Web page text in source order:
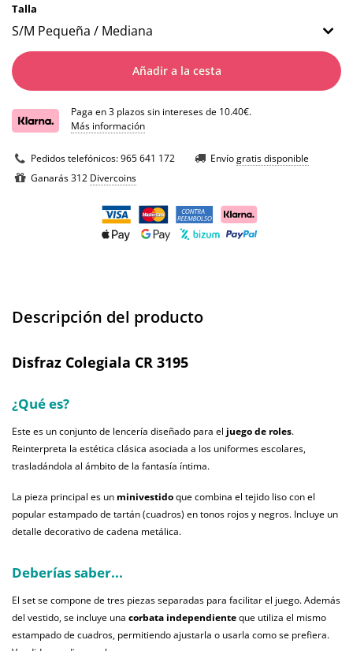
Talla
Añadir a la cesta
Paga en 3 plazos sin intereses de 10.40€.
Más información
Pedidos telefónicos:965 641 172 Envíogratis disponible
Ganarás 312 Divercoins
Descripción del producto
Disfraz Colegiala CR 3195
¿Qué es?
Este es un conjunto de lencería diseñado para el juego de roles.
Reinterpreta la estética clásica asociada a los uniformes escolares,
trasladándola al ámbito de la fantasía íntima.
La pieza principal es un minivestidoque combina el tejido liso con el
popular estampado de tartán (cuadros) en tonos rojos y negros. Incluye un
detalle decorativo de cadena metálica.
Deberías saber...
El set se compone de tres piezas separadas para facilitar el juego. Además
del vestido, se incluye una corbata independienteque utiliza el mismo
estampado de cuadros, permitiendo ajustarla o usarla como se prefiera.